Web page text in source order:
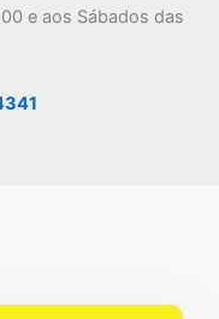
e aos Sábados das